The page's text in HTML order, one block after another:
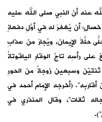
عنه أن النبي صلى الله عليه
أن يُغفرَ له في أوَّلِ دفعةٍ
حُلَّةَ الإيمان، ويُجارَ من عذابِ
على رأسِه تاجُ الوقارِ الياقوتةُ
ثنتَيْن وسبعين زوجةً من الحورِ
(أخرجه الإمام أحمد في
ثقات”، وقال المنذري في